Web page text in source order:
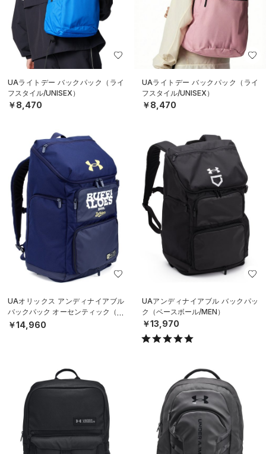
UAライトデー バックパック（ライ
フスタイル/UNISEX）
￥8,470
UAライトデー バックパック（ライ
フスタイル/UNISEX）
￥8,470
UAオリックス アンディナイアブル
バックパック オーセンティック（ベ
ースボール/MEN）
￥14,960
UAアンディナイアブル バックパッ
ク（ベースボール/MEN）
￥13,970